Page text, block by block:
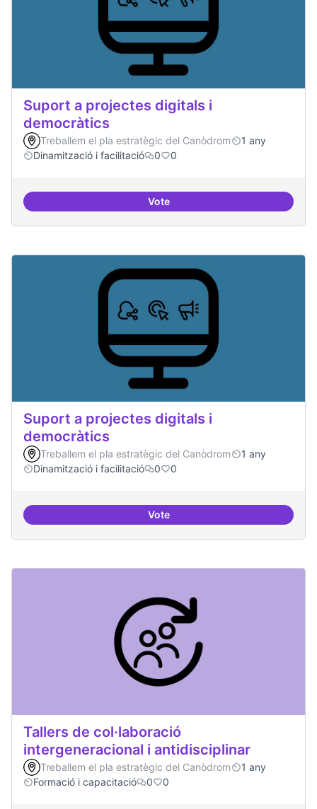
Suport a projectes digitals i
democràtics
Treballem el pla estratègic del Canòdrom
1 any
Dinamització i facilitació
0 0
VoteSuport a projectes digitals i
Suport a projectes digitals i
democràtics
Treballem el pla estratègic del Canòdrom
1 any
Dinamització i facilitació
0 0
VoteSuport a projectes digitals i
Tallers de col·laboració
intergeneracional i antidisciplinar
Treballem el pla estratègic del Canòdrom
1 any
Formació i capacitació
0 0